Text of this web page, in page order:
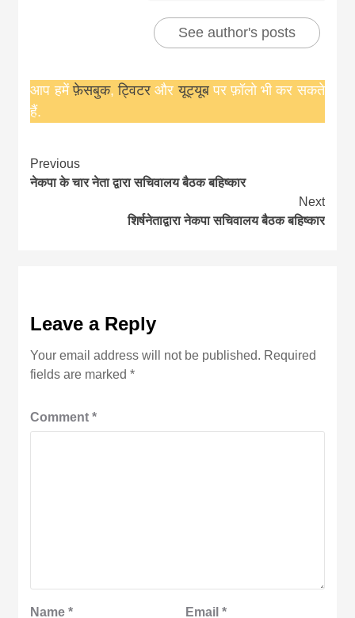
See author's posts
आप हमेंफ़ेसबुक,ट्विटरऔरयूट्यूबपर फ़ॉलो भी कर सकते
हैं.
Continue
Reading
Previous
नेकपा के चार नेता द्वारा सचिवालय बैठक बहिष्कार
Next
शिर्षनेताद्वारा नेकपा सचिवालय बैठक बहिष्कार
Leave a Reply
Your email address will not be published. Required
fields are marked*
Comment*
Name* Email *